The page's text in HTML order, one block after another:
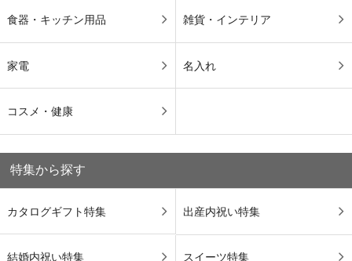
食器・キッチン用品 雑貨・インテリア
家電 名入れ
コスメ・健康
特集から探す
カタログギフト特集 出産内祝い特集
結婚内祝い特集 スイーツ特集